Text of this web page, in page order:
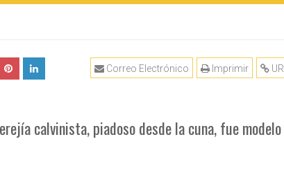
URL
Imprimir
Correo Electrónico
calvinista, piadoso desde la cuna, fue modelo